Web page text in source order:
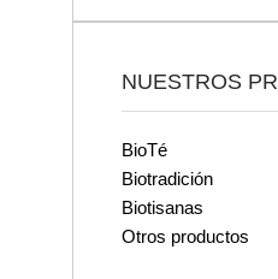
NUESTROS
BioTé
Biotradición
Biotisanas
Otros productos